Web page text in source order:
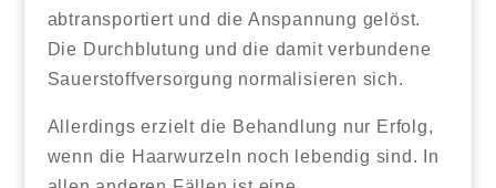
abtransportiert und die Anspannung gelöst.
Die Durchblutung und die damit verbundene
Sauerstoffversorgung normalisieren sich.
Allerdings erzielt die Behandlung nur Erfolg,
wenn die Haarwurzeln noch lebendig sind. In